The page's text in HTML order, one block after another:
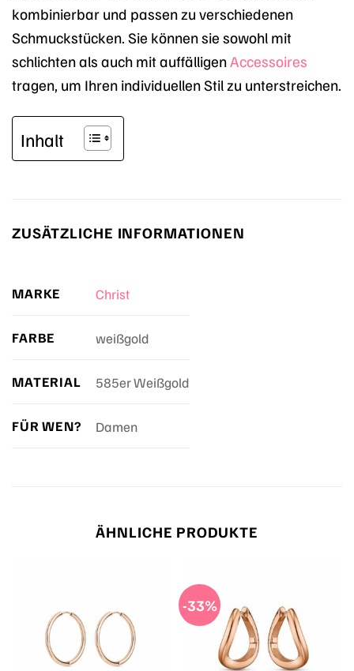
kombinierbar und passen zu verschiedenen
Schmuckstücken. Sie können sie sowohl mit
schlichten als auch mit auffälligenAccessoires
tragen, um Ihren individuellen Stil zu unterstreichen.
Inhalt
ZUSÄTZLICHE INFORMATIONEN
MARKE Christ
FARBE weißgold
MATERIAL 585er Weißgold
FÜR WEN? Damen
ÄHNLICHE PRODUKTE
-33%